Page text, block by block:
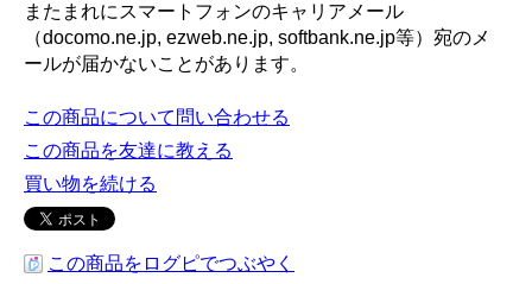
またまれにスマートフォンのキャリアメール
（docomo.ne.jp, ezweb.ne.jp, softbank.ne.jp等）宛のメ
ールが届かないことがあります。
この商品について問い合わせる
この商品を友達に教える
買い物を続ける
この商品をログピでつぶやく